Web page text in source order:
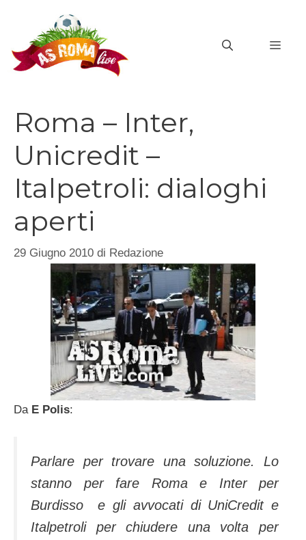
contenuto
Roma – Inter,
Unicredit –
Italpetroli: dialoghi
aperti
29 Giugno 2010 di Redazione
DaE Polis:
Parlare per trovare una soluzione. Lo
stanno per fare Roma e Inter per
Burdisso e gli avvocati di UniCredit e
Italpetroli per chiudere una volta per